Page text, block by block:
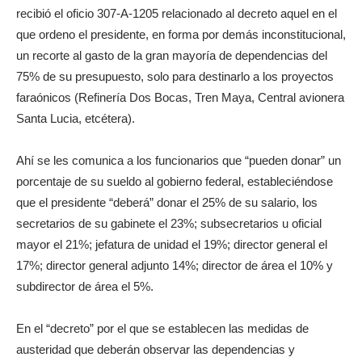
recibió el oficio 307-A-1205 relacionado al decreto aquel en el
que ordeno el presidente, en forma por demás inconstitucional,
un recorte al gasto de la gran mayoría de dependencias del
75% de su presupuesto, solo para destinarlo a los proyectos
faraónicos (Refinería Dos Bocas, Tren Maya, Central avionera
Santa Lucia, etcétera).
Ahí se les comunica a los funcionarios que “pueden donar” un
porcentaje de su sueldo al gobierno federal, estableciéndose
que el presidente “deberá” donar el 25% de su salario, los
secretarios de su gabinete el 23%; subsecretarios u oficial
mayor el 21%; jefatura de unidad el 19%; director general el
17%; director general adjunto 14%; director de área el 10% y
subdirector de área el 5%.
En el “decreto” por el que se establecen las medidas de
austeridad que deberán observar las dependencias y